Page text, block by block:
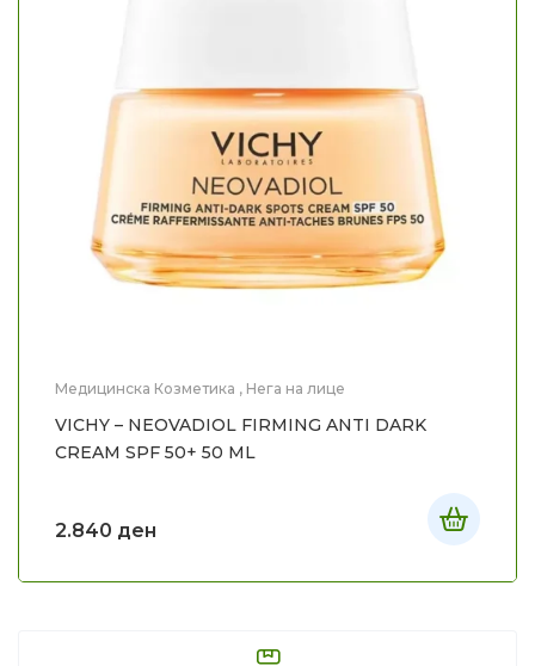
Медицинска Козметика , Нега на лице
VICHY – NEOVADIOL FIRMING ANTI DARK
CREAM SPF 50+ 50 ML
2.840 ден